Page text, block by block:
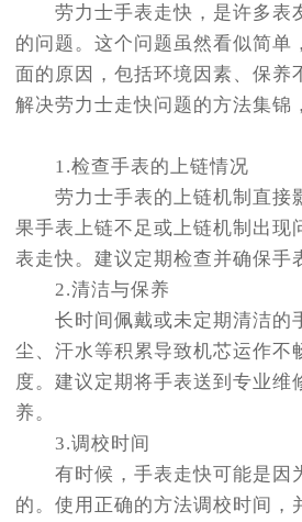
劳力士手表走快，是许多表
的问题。这个问题虽然看似简单
面的原因，包括环境因素、保养
解决劳力士走快问题的方法集锦
1.检查手表的上链情况
劳力士手表的上链机制直接
果手表上链不足或上链机制出现
表走快。建议定期检查并确保手
2.清洁与保养
长时间佩戴或未定期清洁的
尘、汗水等积累导致机芯运作不
度。建议定期将手表送到专业维
养。
3.调校时间
有时候，手表走快可能是因
的。使用正确的方法调校时间，